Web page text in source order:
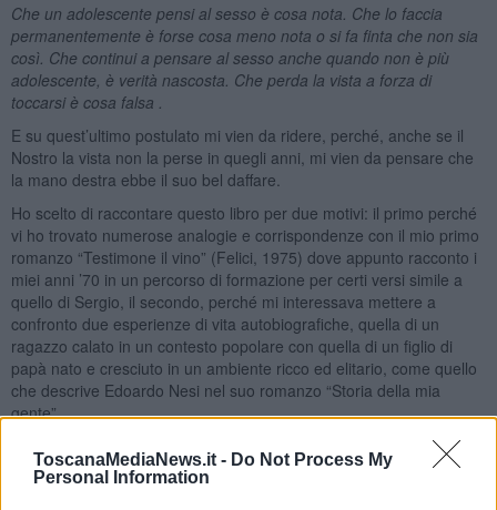
ToscanaMediaNews.it - Do Not Process My
Personal Information
Che un adolescente pensi al sesso è cosa nota. Che lo faccia
permanentemente è forse cosa meno nota o si fa finta che non sia
così. Che continui a pensare al sesso anche quando non è più
adolescente, è verità nascosta. Che perda la vista a forza di
toccarsi è cosa falsa .
E su quest’ultimo postulato mi vien da ridere, perché, anche se il
Nostro la vista non la perse in quegli anni, mi vien da pensare che
la mano destra ebbe il suo bel daffare.
Ho scelto di raccontare questo libro per due motivi: il primo perché
vi ho trovato numerose analogie e corrispondenze con il mio primo
romanzo “Testimone il vino” (Felici, 1975) dove appunto racconto i
miei anni ’70 in un percorso di formazione per certi versi simile a
quello di Sergio, il secondo, perché mi interessava mettere a
confronto due esperienze di vita autobiografiche, quella di un
ragazzo calato in un contesto popolare con quella di un figlio di
papà nato e cresciuto in un ambiente ricco ed elitario, come quello
che descrive Edoardo Nesi nel suo romanzo “Storia della mia
gente”.
Sergio Costanzo è nato nel 1963 a Pisa. Si è diplomato in chimica